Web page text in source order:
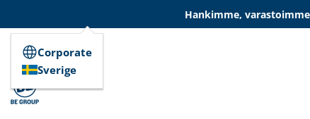
Hankimme,
Corporate
Sverige